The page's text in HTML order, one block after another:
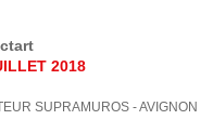
2018
SUPRAMUROS - AVIGNON